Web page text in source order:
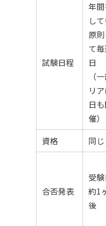
試験日程
年
し
原
て
日
（
リ
日
催）
資格 同じ
合否発表
受
約1
後